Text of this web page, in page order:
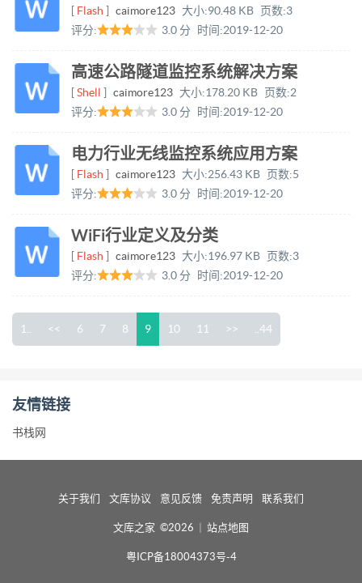
[Flash ] caimore123 大小:90.48 KB 页数:3
评分:
3.0 分 时间:2019-12-20
高速公路隧道监控系统解决方案
[Shell ] caimore123 大小:178.20 KB 页数:2
评分:
3.0 分 时间:2019-12-20
电力行业无线监控系统应用方案
[Flash ] caimore123 大小:256.43 KB 页数:5
评分:
3.0 分 时间:2019-12-20
WiFi行业定义及分类
[Flash ] caimore123 大小:196.97 KB 页数:3
评分:
3.0 分 时间:2019-12-20
1.. << 6 7 8 9 10 11 >> ..44
友情链接
书栈网
关于我们 文库协议 意见反馈 免责声明 联系我们
文库之家 ©2026 | 站点地图
粤ICP备18004373号-4